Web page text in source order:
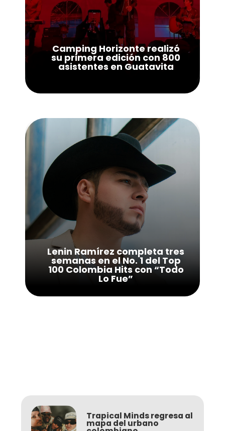
Camping Horizonte realizó
su primera edición con 800
asistentes en Guatavita
Lenin Ramírez completa tres
semanas en el No. 1 del Top
100 Colombia Hits con “Todo
Lo Fue”
Trapical Minds regresa al
mapa del urbano